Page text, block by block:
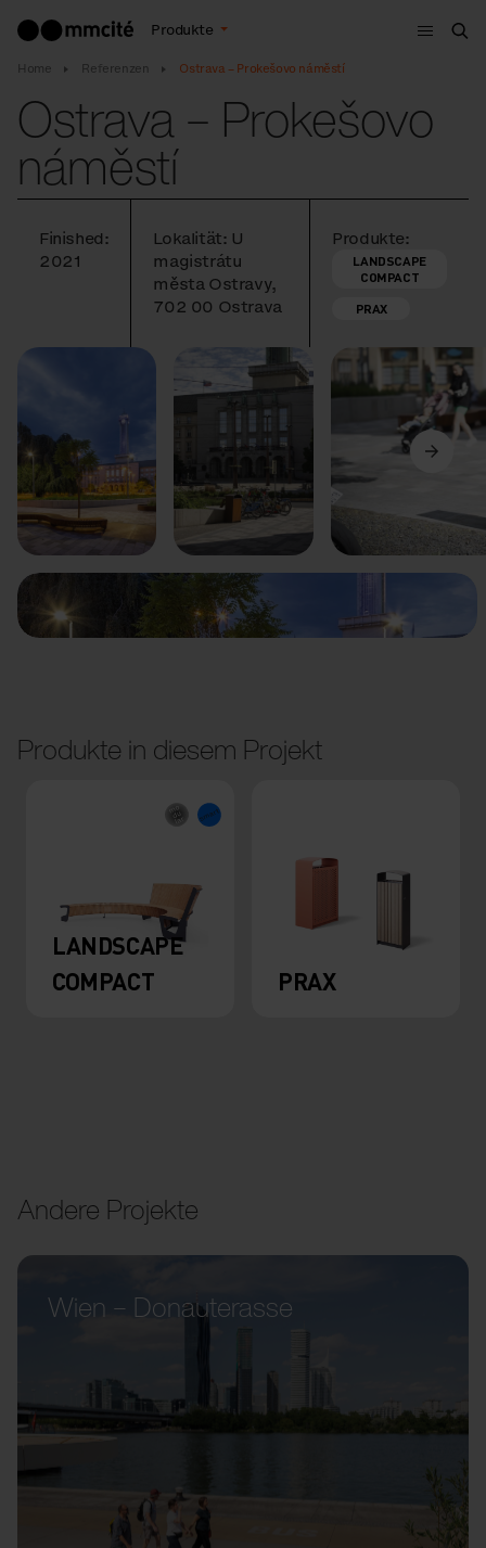
Produkte
Menu
Home Referenzen Ostrava – Prokešovo náměstí
Ostrava – Prokešovo
náměstí
Finished:
2021
Lokalität: U
magistrátu
města Ostravy,
702 00 Ostrava
Produkte:
LANDSCAPE
COMPACT
PRAX
Vorige
Produkte in diesem Projekt
LANDSCAPE
COMPACT
PRAX
Andere Projekte
Wien – Donauterasse